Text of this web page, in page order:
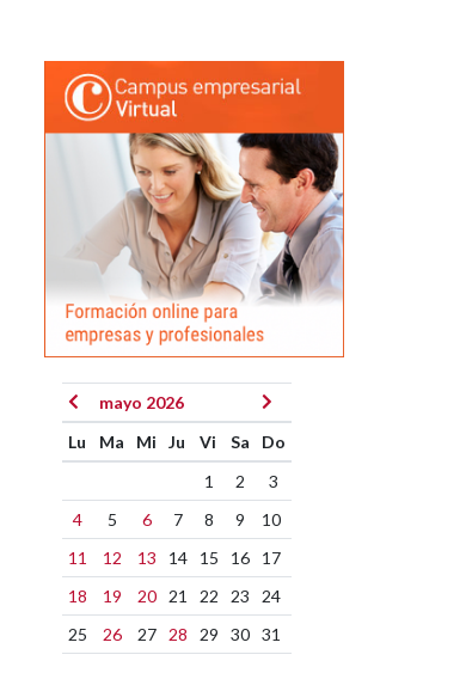
mayo 2026
Lu
Ma Mi Ju Vi Sa
Do
1
2
3
4
5 6 7 8 9
10
11
12 13 14 15 16
17
18
19 20 21 22 23
24
25
26 27 28 29 30 31